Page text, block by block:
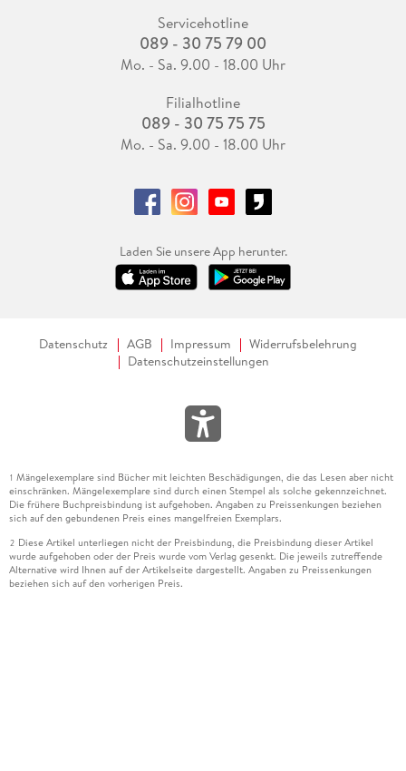
Servicehotline
089 - 30 75 79 00
Mo. - Sa. 9.00 - 18.00 Uhr
Filialhotline
089 - 30 75 75 75
Mo. - Sa. 9.00 - 18.00 Uhr
Laden Sie unsere App herunter.
Datenschutz AGB Impressum
Widerrufsbelehrung
Datenschutzeinstellungen
1 Mängelexemplare sind Bücher mit leichten Beschädigungen, die das Lesen aber nicht
einschränken. Mängelexemplare sind durch einen Stempel als solche gekennzeichnet.
Die frühere Buchpreisbindung ist aufgehoben. Angaben zu Preissenkungen beziehen
sich auf den gebundenen Preis eines mangelfreien Exemplars.
2 Diese Artikel unterliegen nicht der Preisbindung, die Preisbindung dieser Artikel
wurde aufgehoben oder der Preis wurde vom Verlag gesenkt. Die jeweils zutreffende
Alternative wird Ihnen auf der Artikelseite dargestellt. Angaben zu Preissenkungen
beziehen sich auf den vorherigen Preis.